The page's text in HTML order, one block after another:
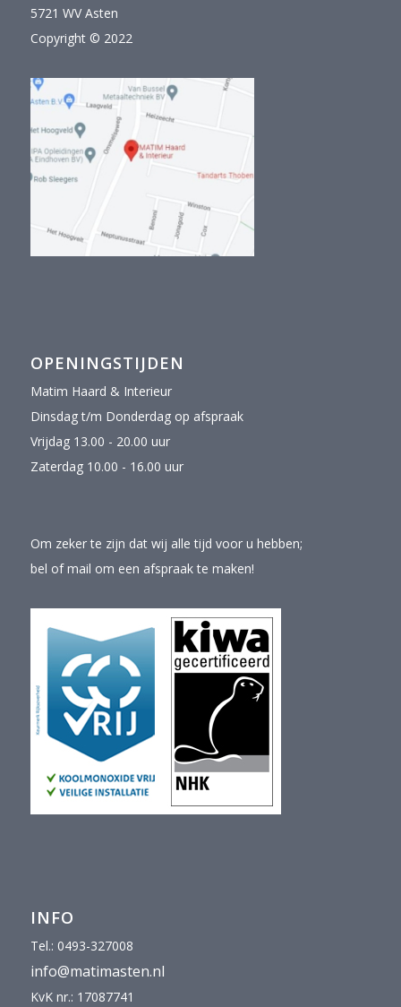
5721 WV Asten
Copyright © 2022
OPENINGSTIJDEN
Matim Haard & Interieur
Dinsdag t/m Donderdag op afspraak
Vrijdag 13.00 - 20.00 uur
Zaterdag 10.00 - 16.00 uur
Om zeker te zijn dat wij alle tijd voor u hebben;
bel of mail om een afspraak te maken!
INFO
Tel.: 0493-327008
info@matimasten.nl
KvK nr.: 17087741